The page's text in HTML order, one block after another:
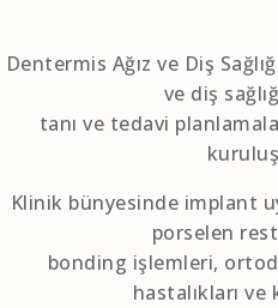
Dentermis Ağız ve Diş
ve diş
tanı ve tedavi
Klinik bünyesinde implant
porselen
bonding işlemleri,
hastalıkları